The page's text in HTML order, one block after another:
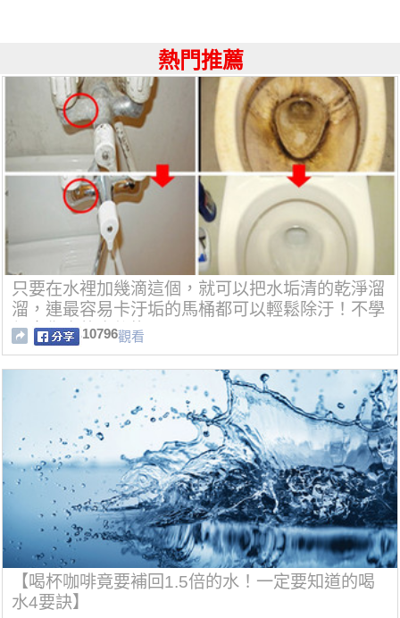
熱門推薦
只要在水裡加幾滴這個，就可以把水垢清的乾淨溜
溜，連最容易卡汙垢的馬桶都可以輕鬆除汙！不學
起來你真的會後悔！
10796觀看
【喝杯咖啡竟要補回1.5倍的水！一定要知道的喝
水4要訣】